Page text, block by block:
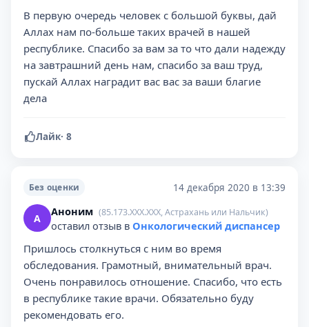
В первую очередь человек с большой буквы, дай
Аллах нам по-больше таких врачей в нашей
республике. Спасибо за вам за то что дали надежду
на завтрашний день нам, спасибо за ваш труд,
пускай Аллах наградит вас вас за ваши благие
дела
Лайк· 8
Без оценки 14 декабря 2020 в 13:39
А Аноним (85.173.XXX.XXX, Астрахань или Нальчик)
оставил отзыв в Онкологический диспансер
Пришлось столкнуться с ним во время
обследования. Грамотный, внимательный врач.
Очень понравилось отношение. Спасибо, что есть
в республике такие врачи. Обязательно буду
рекомендовать его.